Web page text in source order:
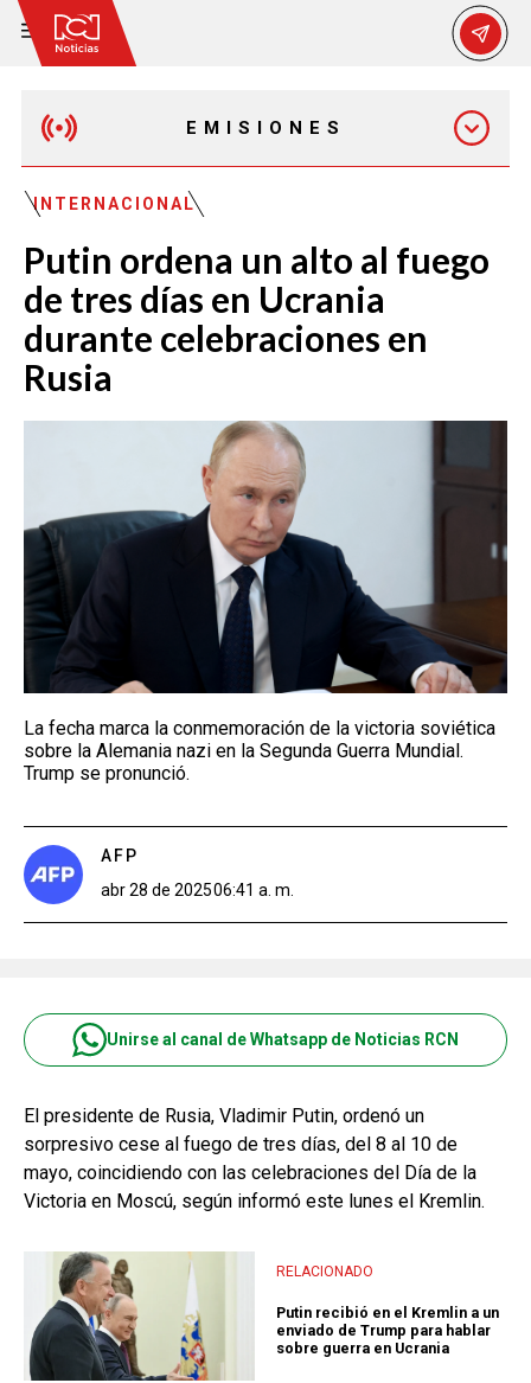
EMISIONES
EMISIÓN 7:00 PM
INTERNACIONAL
Putin ordena un alto al fuego
de tres días en Ucrania
durante celebraciones en
Rusia
La fecha marca la conmemoración de la victoria soviética
sobre la Alemania nazi en la Segunda Guerra Mundial.
Trump se pronunció.
AFP
abr 28 de 202506:41 a. m.
Unirse al canal de Whatsapp de Noticias RCN
El presidente de Rusia, Vladimir Putin, ordenó un
sorpresivo cese al fuego de tres días, del 8 al 10 de
mayo, coincidiendo con las celebraciones del Día de la
Victoria en Moscú, según informó este lunes el Kremlin.
RELACIONADO
Putin recibió en el Kremlin a un
enviado de Trump para hablar
sobre guerra en Ucrania